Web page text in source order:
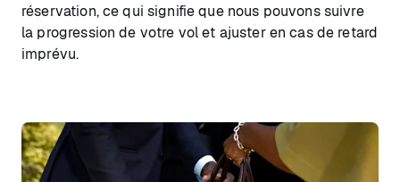
réservation, ce qui signifie que nous pouvons suivre
la progression de votre vol et ajuster en cas de retard
imprévu.